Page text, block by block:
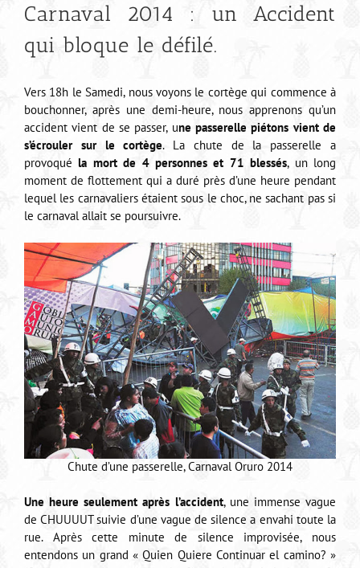
Carnaval 2014 : un Accident
qui bloque le défilé.
Vers 18h le Samedi, nous voyons le cortège qui commence à
bouchonner, après une demi-heure, nous apprenons qu’un
accident vient de se passer, une passerelle piétons vient de
s’écrouler sur le cortège. La chute de la passerelle a
provoqué la mort de 4 personnes et 71 blessés, un long
moment de flottement qui a duré près d’une heure pendant
lequel les carnavaliers étaient sous le choc, ne sachant pas si
le carnaval allait se poursuivre.
Chute d’une passerelle, Carnaval Oruro 2014
Une heure seulement après l’accident, une immense vague
de CHUUUUT suivie d’une vague de silence a envahi toute la
rue. Après cette minute de silence improvisée, nous
entendons un grand « Quien Quiere Continuar el camino? »